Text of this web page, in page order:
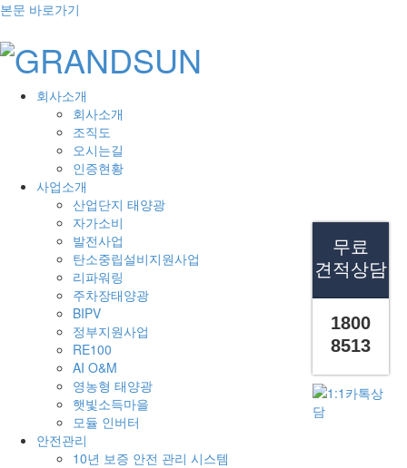
본문 바로가기
회사소개
회사소개
조직도
오시는길
인증현황
사업소개
산업단지 태양광
자가소비
발전사업
탄소중립설비지원사업
리파워링
주차장태양광
BIPV
정부지원사업
RE100
AI O&M
영농형 태양광
햇빛소득마을
모듈 인버터
안전관리
10년 보증 안전 관리 시스템
무료
견적상담
1800
8513